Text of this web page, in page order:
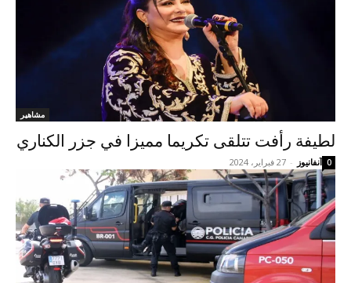
مشاهير
لطيفة رأفت تتلقى تكريما مميزا في جزر الكناري
آنفانيوز - 27 فبراير، 2024 0